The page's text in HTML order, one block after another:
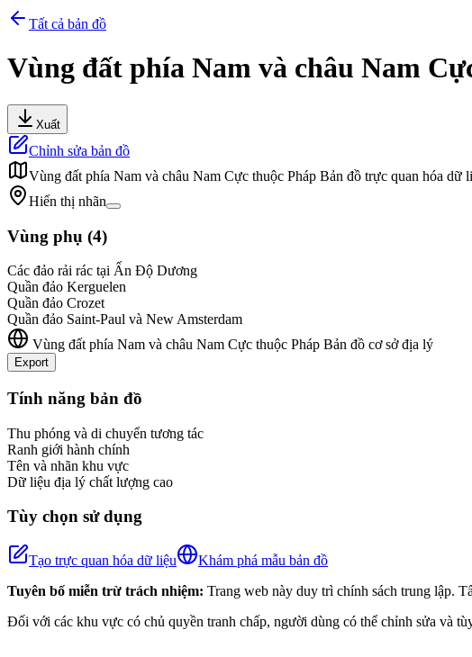
Tất cả bản đồ
Vùng đất phía Nam và châu Nam
Xuất
Chỉnh sửa bản đồ
Vùng đất phía Nam và châu Nam Cực thuộc Pháp Bản đồ trực quan hóa dữ
Hiển thị nhãn
Vùng phụ (4)
Các đảo rải rác tại Ấn Độ Dương
Quần đảo Kerguelen
Quần đảo Crozet
Quần đảo Saint-Paul và New Amsterdam
Vùng đất phía Nam và châu Nam Cực thuộc Pháp Bản đồ cơ sở địa lý
Export
+
Tính năng bản đồ
Thu phóng và di chuyển tương tác
Ranh giới hành chính
Tên và nhãn khu vực
Dữ liệu địa lý chất lượng cao
Tùy chọn sử dụng
Tạo trực quan hóa dữ liệu
Khám phá mẫu bản đồ
Tuyên bố miễn trừ trách nhiệm: Trang web này duy trì chính sách trung lập.
Đối với các khu vực có chủ quyền tranh chấp, người dùng có thể chỉnh sửa và